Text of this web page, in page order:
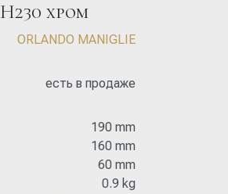
хром
ORLANDO MANIGLIE
есть в продаже
190 mm
160 mm
60 mm
0.9 kg